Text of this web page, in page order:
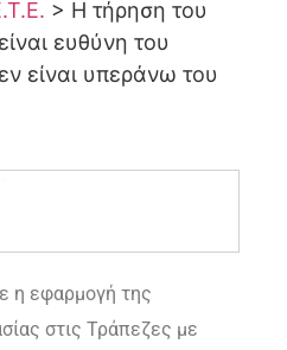
> Η τήρηση του
ευθύνη του
είναι υπεράνω του
η εφαρμογή της
στις Τράπεζες με